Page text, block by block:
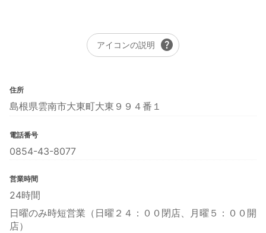
アイコンの説明 help
住所
島根県雲南市大東町大東９９４番１
電話番号
0854-43-8077
営業時間
24時間
日曜のみ時短営業（日曜２４：００閉店、月曜５：００開
店）